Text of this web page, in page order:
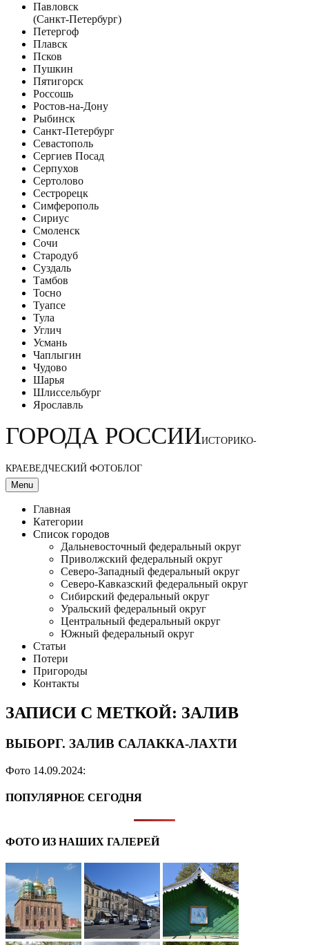
Павловск
(Санкт-Петербург)
Петергоф
Плавск
Псков
Пушкин
Пятигорск
Россошь
Ростов-на-Дону
Рыбинск
Санкт-Петербург
Севастополь
Сергиев Посад
Серпухов
Сертолово
Сестрорецк
Симферополь
Сириус
Смоленск
Сочи
Стародуб
Суздаль
Тамбов
Тосно
Туапсе
Тула
Углич
Усмань
Чаплыгин
Чудово
Шарья
Шлиссельбург
Ярославль
ГОРОДА РОССИИИСТОРИКО-
КРАЕВЕДЧЕСКИЙ ФОТОБЛОГ
Menu
Главная
Категории
Список городов
Дальневосточный федеральный округ
Приволжский федеральный округ
Северо-Западный федеральный округ
Северо-Кавказский федеральный округ
Сибирский федеральный округ
Уральский федеральный округ
Центральный федеральный округ
Южный федеральный округ
Статьи
Потери
Пригороды
Контакты
ЗАПИСИ С МЕТКОЙ: ЗАЛИВ
ВЫБОРГ. ЗАЛИВ САЛАККА-ЛАХТИ
Фото 14.09.2024:
ПОПУЛЯРНОЕ СЕГОДНЯ
ФОТО ИЗ НАШИХ ГАЛЕРЕЙ